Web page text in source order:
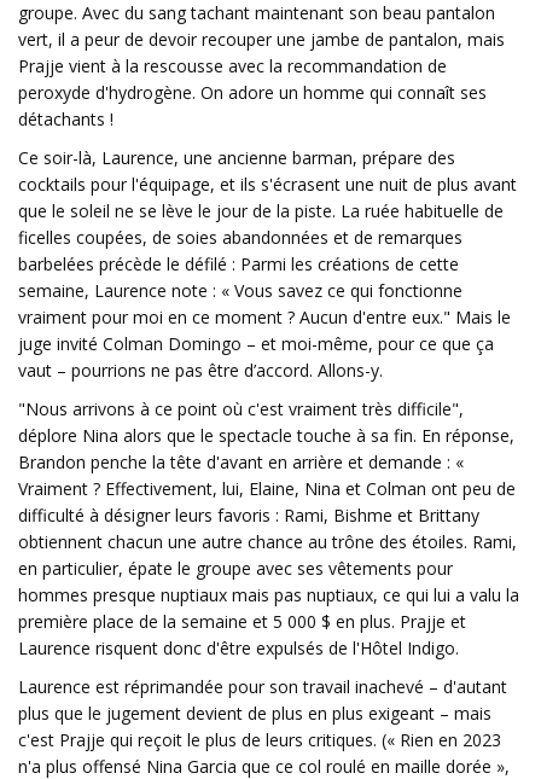
groupe. Avec du sang tachant maintenant son beau pantalon
vert, il a peur de devoir recouper une jambe de pantalon, mais
Prajje vient à la rescousse avec la recommandation de
peroxyde d'hydrogène. On adore un homme qui connaît ses
détachants !
Ce soir-là, Laurence, une ancienne barman, prépare des
cocktails pour l'équipage, et ils s'écrasent une nuit de plus avant
que le soleil ne se lève le jour de la piste. La ruée habituelle de
ficelles coupées, de soies abandonnées et de remarques
barbelées précède le défilé : Parmi les créations de cette
semaine, Laurence note : « Vous savez ce qui fonctionne
vraiment pour moi en ce moment ? Aucun d'entre eux." Mais le
juge invité Colman Domingo – et moi-même, pour ce que ça
vaut – pourrions ne pas être d’accord. Allons-y.
"Nous arrivons à ce point où c'est vraiment très difficile",
déplore Nina alors que le spectacle touche à sa fin. En réponse,
Brandon penche la tête d'avant en arrière et demande : «
Vraiment ? Effectivement, lui, Elaine, Nina et Colman ont peu de
difficulté à désigner leurs favoris : Rami, Bishme et Brittany
obtiennent chacun une autre chance au trône des étoiles. Rami,
en particulier, épate le groupe avec ses vêtements pour
hommes presque nuptiaux mais pas nuptiaux, ce qui lui a valu la
première place de la semaine et 5 000 $ en plus. Prajje et
Laurence risquent donc d'être expulsés de l'Hôtel Indigo.
Laurence est réprimandée pour son travail inachevé – d'autant
plus que le jugement devient de plus en plus exigeant – mais
c'est Prajje qui reçoit le plus de leurs critiques. (« Rien en 2023
n'a plus offensé Nina Garcia que ce col roulé en maille dorée »,